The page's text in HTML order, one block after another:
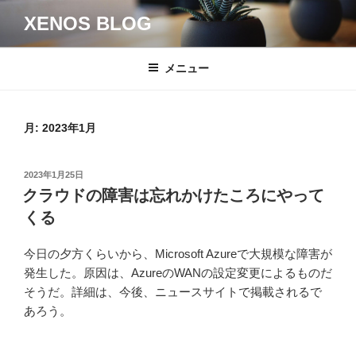
テ
XENOS BLOG
メニュー
月: 2023年1月
投
稿
日:
2023年1月25日
クラウドの障害は忘れかけたころにやって
くる
今日の夕方くらいから、Microsoft Azureで大規模な障害が
発生した。原因は、AzureのWANの設定変更によるものだ
そうだ。詳細は、今後、ニュースサイトで掲載されるで
あろう。